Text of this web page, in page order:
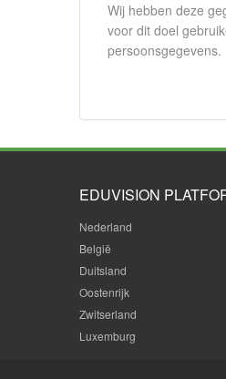
Wij hebben deze
voor dit doel
persoonsgegevens.
EDUVISION
Nederland
België
Duitsland
Oostenrijk
Zwitserland
Luxemburg